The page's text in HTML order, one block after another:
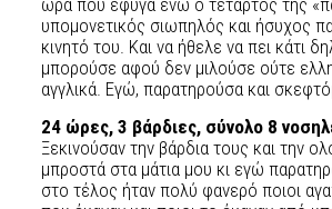
υπομονετικός σιωπηλός και ήσυχος
κινητό του. Και να ήθελε να πει κάτι
μπορούσε αφού δεν μιλούσε ούτε
αγγλικά. Εγώ, παρατηρούσα και
24 ώρες, 3 βάρδιες, σύνολο 8
Ξεκινούσαν την βάρδια τους και την
μπροστά στα μάτια μου κι εγώ
στο τέλος ήταν πολύ φανερό ποιοι